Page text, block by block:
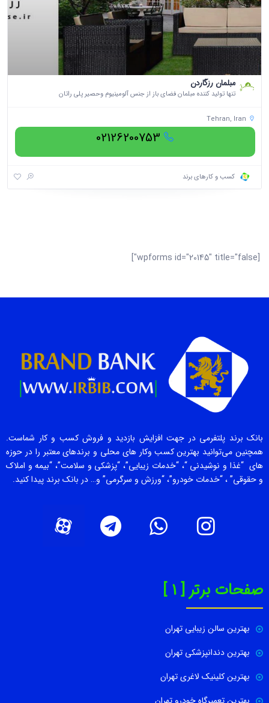
مبلمان رزگاردن
تنها تولید کننده مبلمان فضای باز از جنس آلومینیوم وحصیر پلی راتان
Tehran, Iran
02126200753
کسب و کارهای برند
[wpforms id="20145" title="false"]
بانک برند پلتفرمی در جهت افزایش بازدید و فروش کسب و کار شماست.
همچنین می‌توانید بهترین کسب وکار های محلی و برندهای معتبر را در حوزه
های “غذا و نوشیدنی “، “خدمات زیبایی”، “پزشکی و سلامت”، “بیمه و املاک
و حقوقی” ، “خدمات خودرو”، “ورزش و سرگرمی” و… در بانک برند پیدا کنید.
صفحات برتر [ 1 ]
بهترین سالن زیبایی تهران
بهترین دندانپزشکی تهران
بهترین کلینیک لاغری تهران